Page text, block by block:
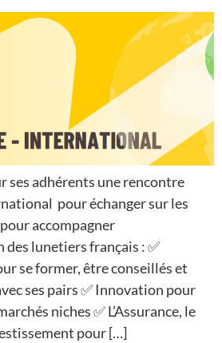
ses adhérents une rencontre
pour échanger sur les
accompagner
lunetiers français : ✅
se former, être conseillés et
ses pairs ✅ Innovation pour
niches ✅ L’Assurance, le
pour […]